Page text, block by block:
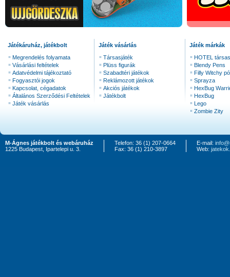
Játékáruház, játékbolt
Megrendelés folyamata
Vásárlási feltételek
Adatvédelmi tájékoztató
Fogyasztói jogok
Kapcsolat, cégadatok
Általános Szerződési Feltételek
Játék vásárlás
Játék vásárlás
Társasjáték
Plüss figurák
Szabadtéri játékok
Reklámozott játékok
Akciós játékok
Játékbolt
Játék márkák
HOTEL
Blendy Pens
Filly Witchy
Sprayza
HexBug
HexBug
Lego
Zombie Zity
M-Ágnes játékbolt és webáruház
1225 Budapest, Ipartelepi u. 3.
Telefon: 36 (1) 207-0664
Fax: 36 (1) 210-3897
E-mail:
Web: